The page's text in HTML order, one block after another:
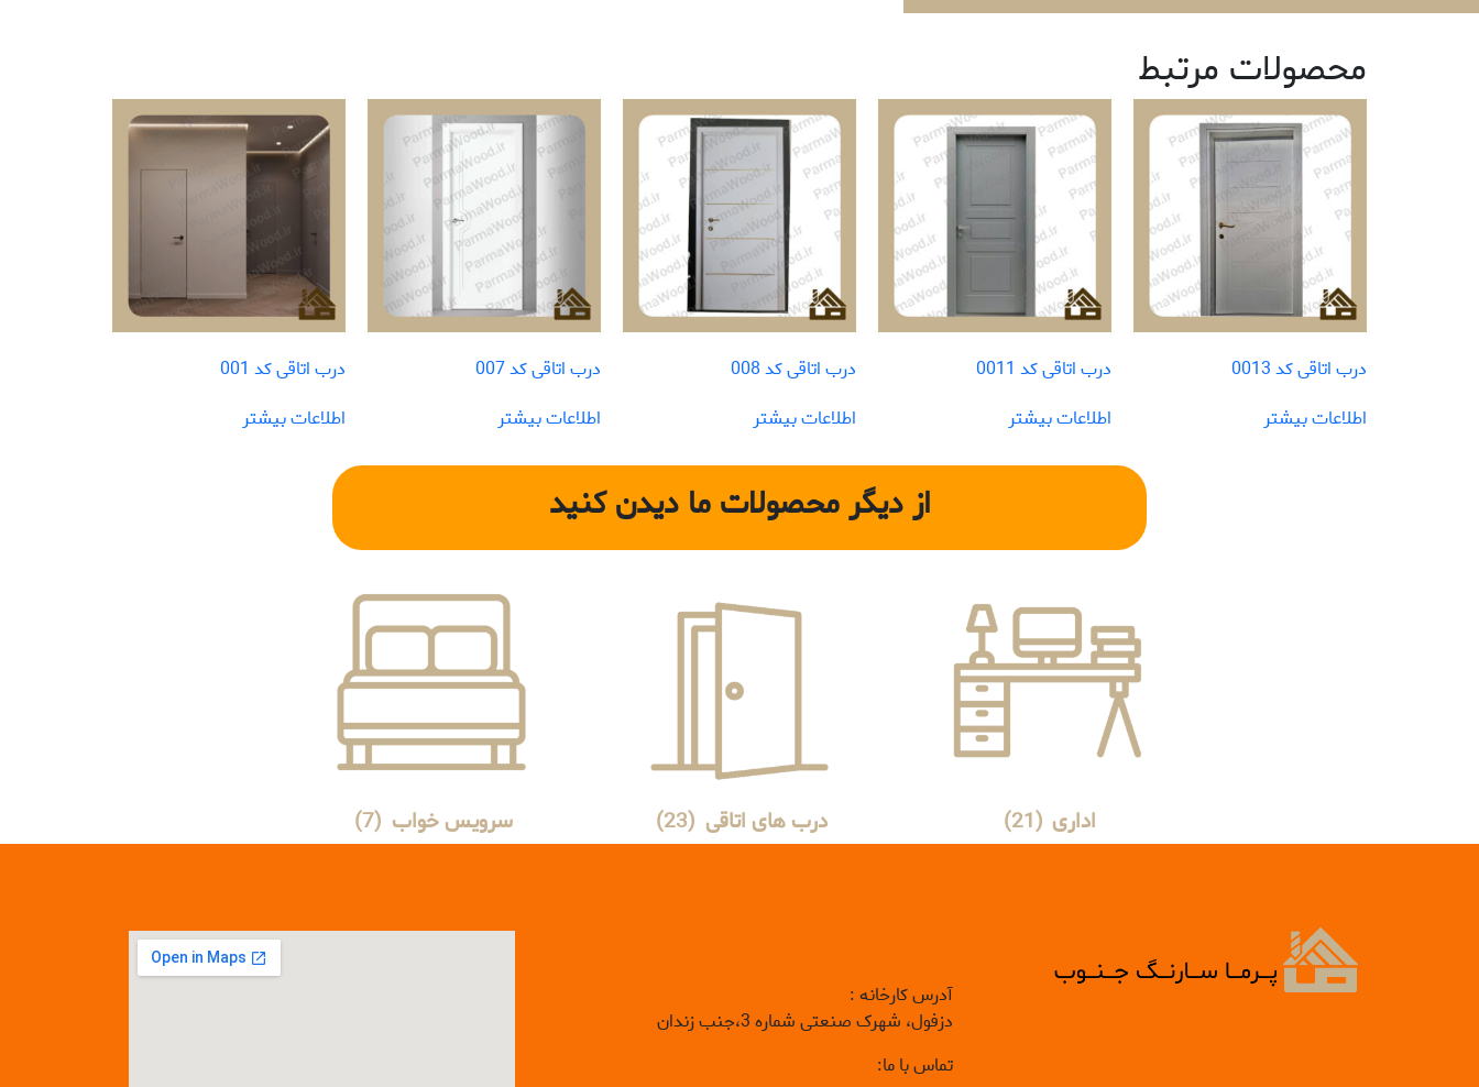
محصولات مرتبط
درب اتاقی کد 0013
اطلاعات بیشتر
درب اتاقی کد 0011
اطلاعات بیشتر
درب اتاقی کد 008
اطلاعات بیشتر
درب اتاقی کد 007
اطلاعات بیشتر
درب اتاقی کد 001
اطلاعات بیشتر
از دیگر محصولات ما دیدن کنید
اداری (21) درب های اتاقی (23) سرویس خواب (7)
آدرس کارخانه :
دزفول، شهرک صنعتی شماره 3،جنب زندان
تماس با ما: